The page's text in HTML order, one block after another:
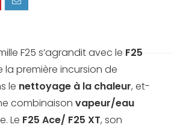
F25 s’agrandit avec le F25
la première incursion de
le nettoyage à la chaleur, et-
combinaison vapeur/eau
Le F25 Ace/ F25 XT, son